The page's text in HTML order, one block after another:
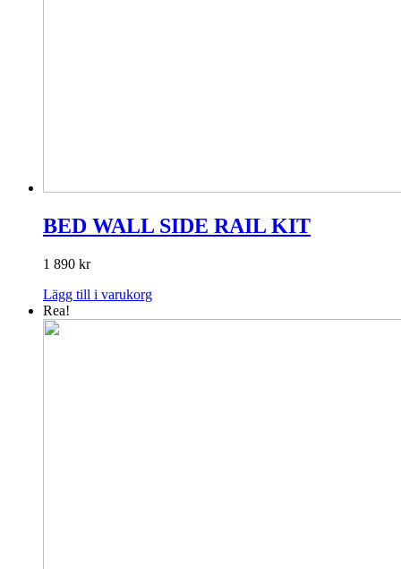
BED WALL SIDE RAIL KIT
1 890 kr
Lägg till i varukorg
Rea!